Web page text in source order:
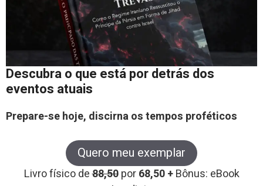
Descubra o que está por detrás dos
eventos atuais
Prepare-se hoje, discirna os tempos proféticos
Quero meu exemplar
Livro físico de88,50 por68,50 +Bônus: eBook